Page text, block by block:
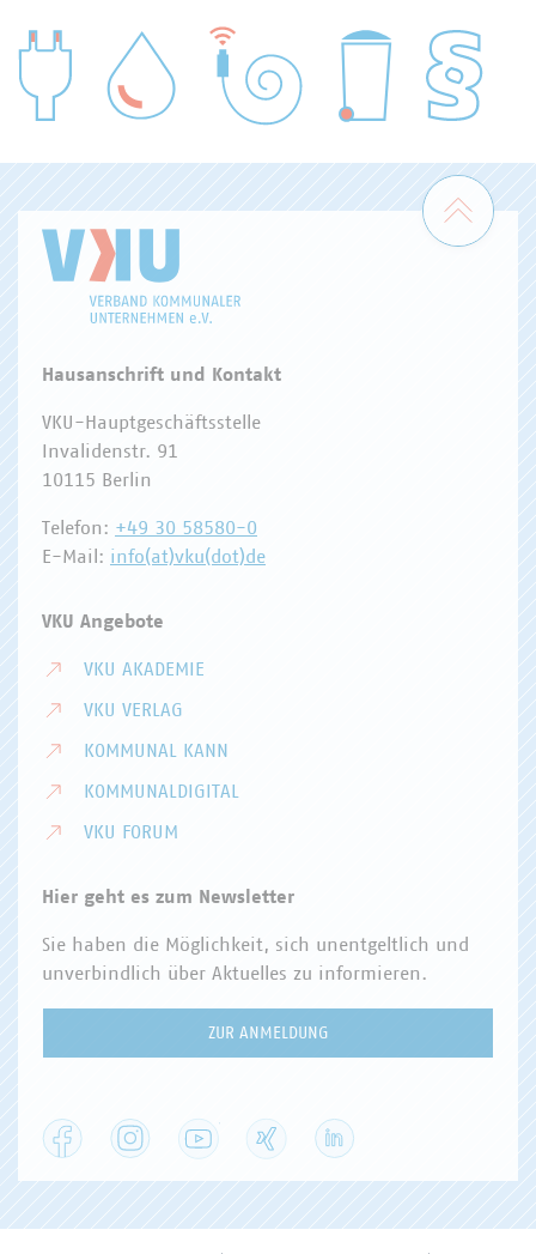
WASSER/ABWASSER
Zum
Hausanschrift und Kontakt
VKU-Hauptgeschäftsstelle
Invalidenstr. 91
10115 Berlin
Telefon: +49 30 58580-0
E-Mail: info(at)vku(dot)de
VKU Angebote
VKU AKADEMIE
VKU VERLAG
KOMMUNAL KANN
KOMMUNALDIGITAL
VKU FORUM
Hier geht es zum Newsletter
Sie haben die Möglichkeit, sich unentgeltlich und
unverbindlich über Aktuelles zu informieren.
ZUR ANMELDUNG
Facebook Instagram YouTube